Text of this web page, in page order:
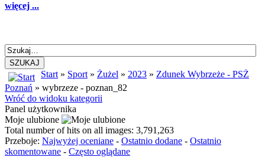
więcej ...
SZUKAJ
Start » Sport » Żużel » 2023 » Zdunek Wybrzeże - PSŻ
Poznań » wybrzeze - poznan_82
Wróć do widoku kategorii
Panel użytkownika
Moje ulubione
Total number of hits on all images: 3,791,263
Przeboje: Najwyżej oceniane - Ostatnio dodane - Ostatnio
skomentowane - Często oglądane